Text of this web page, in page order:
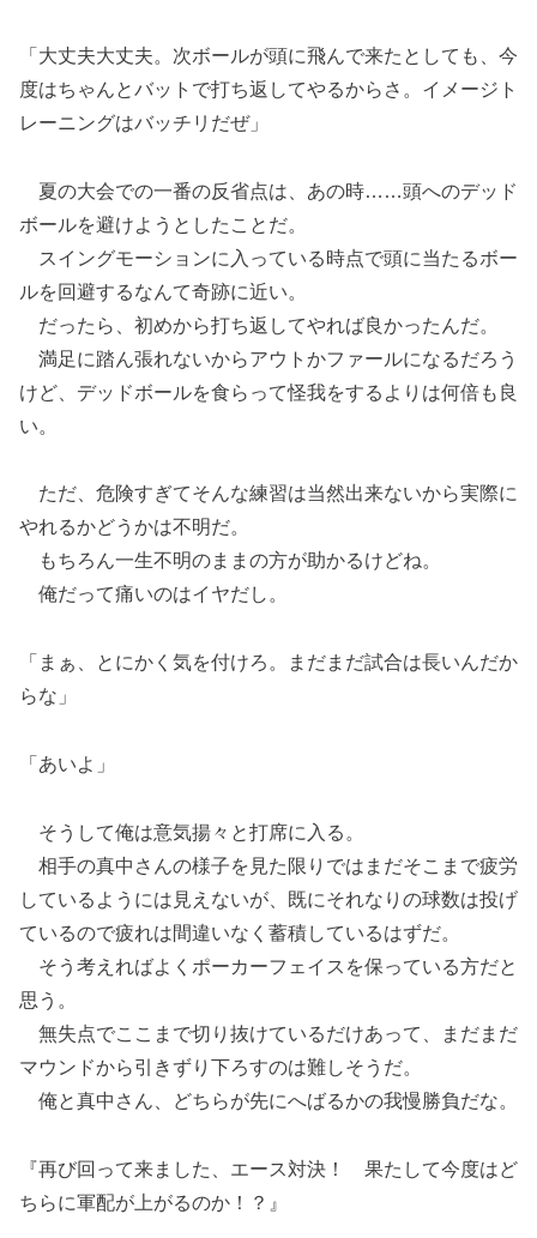
「大丈夫大丈夫。次ボールが頭に飛んで来たとしても、今
度はちゃんとバットで打ち返してやるからさ。イメージト
レーニングはバッチリだぜ」
夏の大会での一番の反省点は、あの時……頭へのデッド
ボールを避けようとしたことだ。
スイングモーションに入っている時点で頭に当たるボー
ルを回避するなんて奇跡に近い。
だったら、初めから打ち返してやれば良かったんだ。
満足に踏ん張れないからアウトかファールになるだろう
けど、デッドボールを食らって怪我をするよりは何倍も良
い。
ただ、危険すぎてそんな練習は当然出来ないから実際に
やれるかどうかは不明だ。
もちろん一生不明のままの方が助かるけどね。
俺だって痛いのはイヤだし。
「まぁ、とにかく気を付けろ。まだまだ試合は長いんだか
らな」
「あいよ」
そうして俺は意気揚々と打席に入る。
相手の真中さんの様子を見た限りではまだそこまで疲労
しているようには見えないが、既にそれなりの球数は投げ
ているので疲れは間違いなく蓄積しているはずだ。
そう考えればよくポーカーフェイスを保っている方だと
思う。
無失点でここまで切り抜けているだけあって、まだまだ
マウンドから引きずり下ろすのは難しそうだ。
俺と真中さん、どちらが先にへばるかの我慢勝負だな。
『再び回って来ました、エース対決！ 果たして今度はど
ちらに軍配が上がるのか！？』